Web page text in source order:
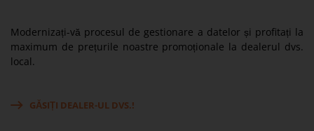
Modernizați-vă procesul de gestionare a datelor și profitați la
maximum de prețurile noastre promoționale la dealerul dvs.
local.
GĂSIȚI DEALER-UL DVS.!